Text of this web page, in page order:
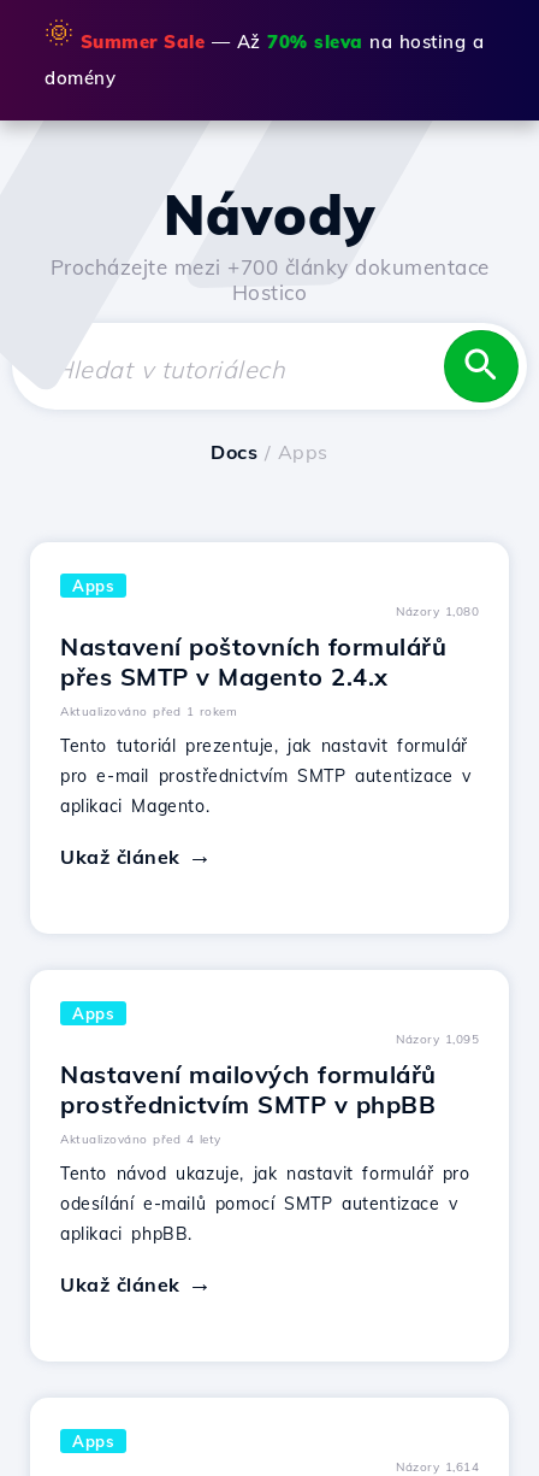
🌞 Summer Sale — Až 70% sleva na hosting a
domény
Návody
Procházejte mezi +700 články dokumentace
Hostico
Docs / Apps
Apps
Názory 1,080
Nastavení poštovních formulářů
přes SMTP v Magento 2.4.x
Aktualizováno před 1 rokem
Tento tutoriál prezentuje, jak nastavit formulář
pro e-mail prostřednictvím SMTP autentizace v
aplikaci Magento.
Ukaž článek
Apps
Názory 1,095
Nastavení mailových formulářů
prostřednictvím SMTP v phpBB
Aktualizováno před 4 lety
Tento návod ukazuje, jak nastavit formulář pro
odesílání e-mailů pomocí SMTP autentizace v
aplikaci phpBB.
Ukaž článek
Apps
Názory 1,614